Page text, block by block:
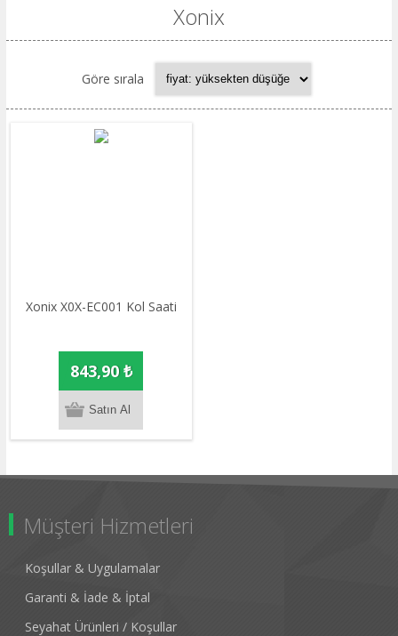
Xonix
Göre sırala
Xonix X0X-EC001 Kol Saati
843,90 ₺
Müşteri Hizmetleri
Koşullar & Uygulamalar
Garanti & İade & İptal
Seyahat Ürünleri / Koşullar